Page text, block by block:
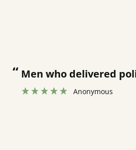
fast at putting bed